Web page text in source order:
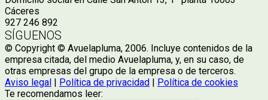
Cáceres
927 246 892
SÍGUENOS
© Copyright © Avuelapluma, 2006. Incluye contenidos de la
empresa citada, del medio Avuelapluma, y, en su caso, de
otras empresas del grupo de la empresa o de terceros.
Aviso legal | Política de privacidad | Política de cookies
Te recomendamos leer: